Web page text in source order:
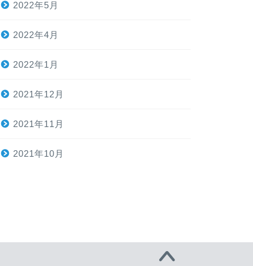
2022年5月
2022年4月
2022年1月
2021年12月
2021年11月
2021年10月